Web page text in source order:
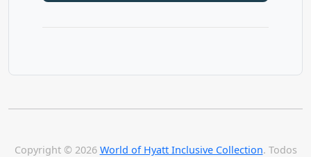
Copyright © 2026 World of Hyatt Inclusive Collection. Todos